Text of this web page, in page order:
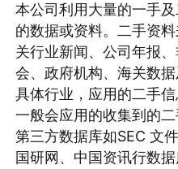
本公司利用大量的一手
的数据或资料。二手资
关行业新闻、公司年报
会、政府机构、海关数
具体行业，应用的二手信
一般会应用的收集到的
第三方数据库如SEC 文
国研网、中国资讯行数